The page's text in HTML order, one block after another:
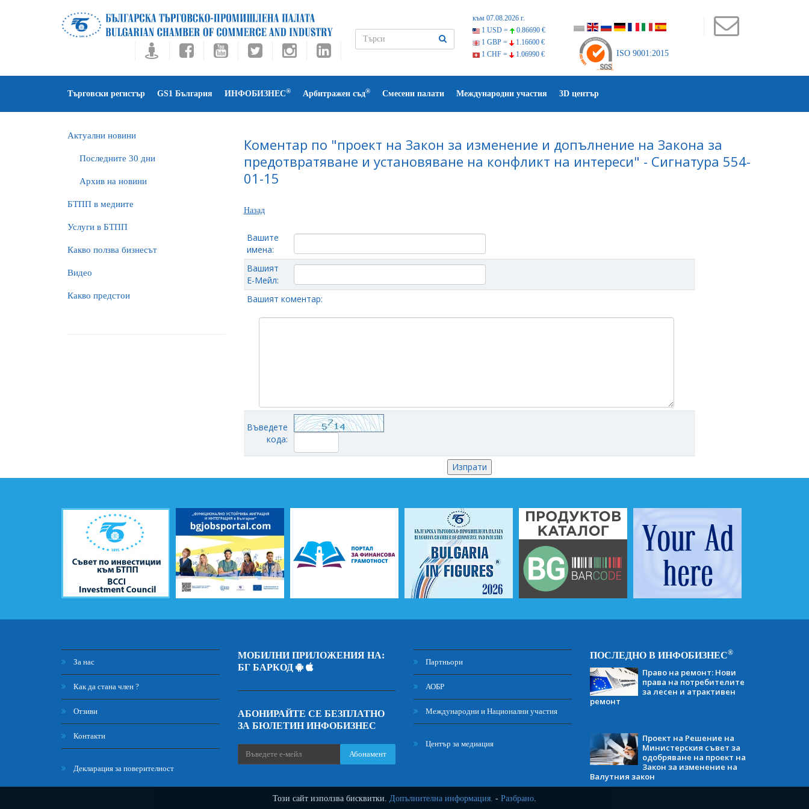
Този сайт използва бисквитки. Допълнителна информация. - Разбрано.
към 07.08.2026 г.
1 USD =
0.86690 €
1 GBP =
1.16600 €
1 CHF =
1.06990 € ISO 9001:2015
Търговски регистър GS1 България ИНФОБИЗНЕС® Арбитражен съд® Смесени палати Международни участия 3D център
Актуални новини
Последните 30 дни
Архив на новини
БTПП в медиите
Услуги в БТПП
Какво ползва бизнесът
Видео
Какво предстои
Коментар по "проект на Закон за изменение и допълнение на Закона за
предотвратяване и установяване на конфликт на интереси" - Сигнатура 554-
01-15
Назад
Вашите
имена:
Вашият
Е-Мейл:
Вашият коментар:
Въведете
кода:
За нас
Как да стана член ?
Отзиви
Контакти
Декларация за поверителност
МОБИЛНИ ПРИЛОЖЕНИЯ НА:
БГ БАРКОД
АБОНИРАЙТЕ СЕ БЕЗПЛАТНО
ЗА БЮЛЕТИН ИНФОБИЗНЕС
Абонамент
Партньори
АОБР
Международни и Национални участия
Център за медиация
ПОСЛЕДНО В ИНФОБИЗНЕС®
Право на ремонт: Нови
права на потребителите
за лесен и атрактивен
ремонт
Проект на Решение на
Министерския съвет за
одобряване на проект на
Закон за изменение на
Валутния закон